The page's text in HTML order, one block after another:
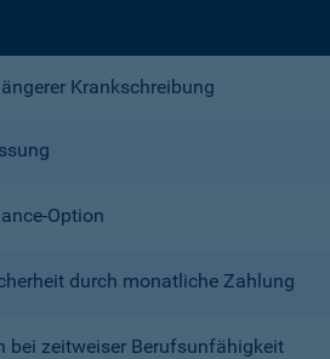
Krankschreibung
Option
durch monatliche Zahlung
bei zeitweiser Berufsunfähigkeit